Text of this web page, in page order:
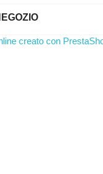
creato con